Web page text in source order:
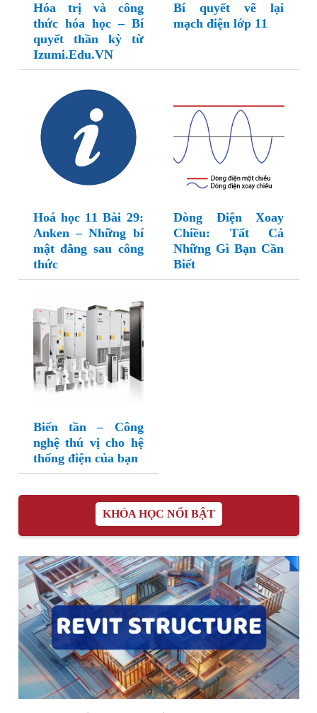
Hóa trị và công
thức hóa học – Bí
quyết thần kỳ từ
Izumi.Edu.VN
Bí quyết vẽ lại
mạch điện lớp 11
Hoá học 11 Bài 29:
Anken – Những bí
mật đằng sau công
thức
Dòng Điện Xoay
Chiều: Tất Cả
Những Gì Bạn Cần
Biết
Biến tần – Công
nghệ thú vị cho hệ
thống điện của bạn
KHÓA HỌC NỔI BẬT